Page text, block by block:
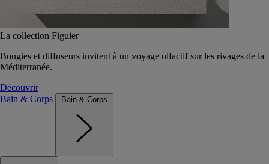
La collection Figuier
Bougies et diffuseurs invitent à un voyage olfactif sur les rivages de la
Méditerranée.
Découvrir
Bain & Corps
Bain & Corps